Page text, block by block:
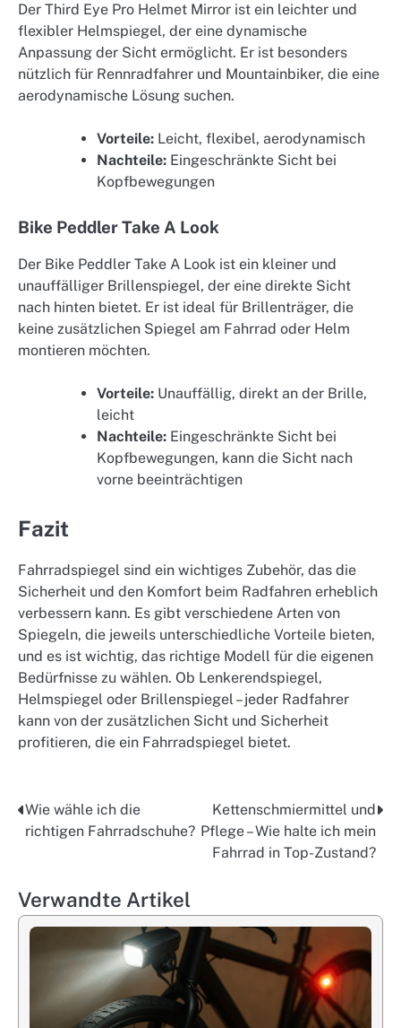
Der Third Eye Pro Helmet Mirror ist ein leichter und
flexibler Helmspiegel, der eine dynamische
Anpassung der Sicht ermöglicht. Er ist besonders
nützlich für Rennradfahrer und Mountainbiker, die eine
aerodynamische Lösung suchen.
Vorteile: Leicht, flexibel, aerodynamisch
Nachteile: Eingeschränkte Sicht bei
Kopfbewegungen
Bike Peddler Take A Look
Der Bike Peddler Take A Look ist ein kleiner und
unauffälliger Brillenspiegel, der eine direkte Sicht
nach hinten bietet. Er ist ideal für Brillenträger, die
keine zusätzlichen Spiegel am Fahrrad oder Helm
montieren möchten.
Vorteile: Unauffällig, direkt an der Brille,
leicht
Nachteile: Eingeschränkte Sicht bei
Kopfbewegungen, kann die Sicht nach
vorne beeinträchtigen
Fazit
Fahrradspiegel sind ein wichtiges Zubehör, das die
Sicherheit und den Komfort beim Radfahren erheblich
verbessern kann. Es gibt verschiedene Arten von
Spiegeln, die jeweils unterschiedliche Vorteile bieten,
und es ist wichtig, das richtige Modell für die eigenen
Bedürfnisse zu wählen. Ob Lenkerendspiegel,
Helmspiegel oder Brillenspiegel – jeder Radfahrer
kann von der zusätzlichen Sicht und Sicherheit
profitieren, die ein Fahrradspiegel bietet.
Post
navigation
Wie wähle ich die
richtigen Fahrradschuhe?
Kettenschmiermittel und
Pflege – Wie halte ich mein
Fahrrad in Top-Zustand?
Verwandte Artikel